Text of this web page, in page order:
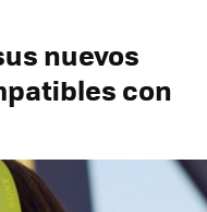
nuevos
con